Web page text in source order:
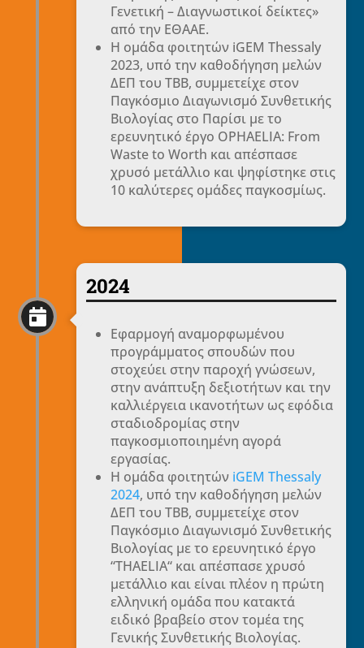
Γενετική – Διαγνωστικοί δείκτες»
από την ΕΘΑΑΕ.
H ομάδα φοιτητών iGEM Thessaly
2023, υπό την καθοδήγηση μελών
ΔΕΠ του ΤΒΒ, συμμετείχε στον
Παγκόσμιο Διαγωνισμό Συνθετικής
Βιολογίας στο Παρίσι με το
ερευνητικό έργο ΟPHAELIA: From
Waste to Worth και απέσπασε
χρυσό μετάλλιο και ψηφίστηκε στις
10 καλύτερες ομάδες παγκοσμίως.

2024
Εφαρμογή αναμορφωμένου
προγράμματος σπουδών που
στοχεύει στην παροχή γνώσεων,
στην ανάπτυξη δεξιοτήτων και την
καλλιέργεια ικανοτήτων ως εφόδια
σταδιοδρομίας στην
παγκοσμιοποιημένη αγορά
εργασίας.
H ομάδα φοιτητών iGEM Thessaly
2024, υπό την καθοδήγηση μελών
ΔΕΠ του ΤΒΒ, συμμετείχε στον
Παγκόσμιο Διαγωνισμό Συνθετικής
Βιολογίας με το ερευνητικό έργο
“THAELIA“ και απέσπασε χρυσό
μετάλλιο και είναι πλέον η πρώτη
ελληνική ομάδα που κατακτά
ειδικό βραβείο στον τομέα της
Γενικής Συνθετικής Βιολογίας.